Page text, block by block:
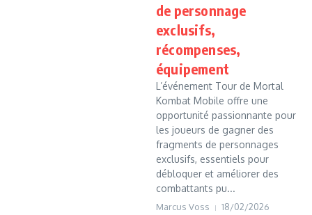
de personnage
exclusifs,
récompenses,
équipement
L’événement Tour de Mortal
Kombat Mobile offre une
opportunité passionnante pour
les joueurs de gagner des
fragments de personnages
exclusifs, essentiels pour
débloquer et améliorer des
combattants pu...
Marcus Voss 18/02/2026